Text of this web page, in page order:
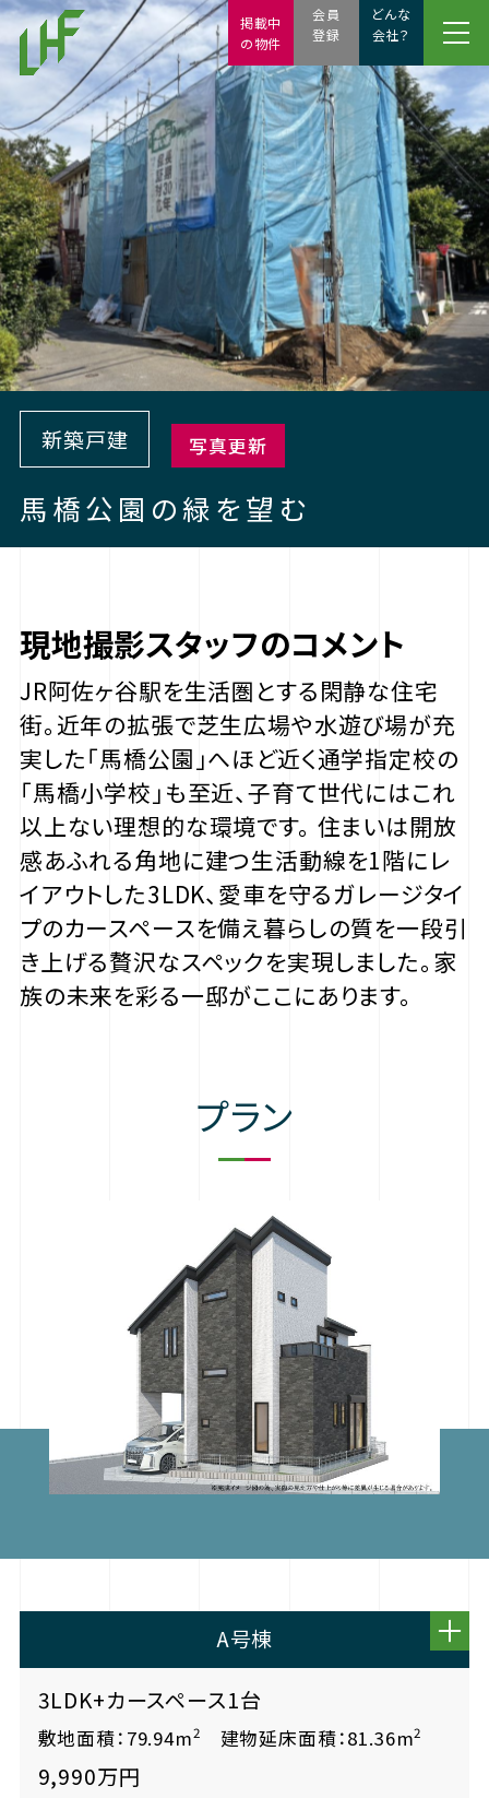
新築戸建 写真更新
馬橋公園の緑を望む
現地撮影スタッフのコメント
JR阿佐ヶ谷駅を生活圏とする閑静な住宅
街。近年の拡張で芝生広場や水遊び場が充
実した「馬橋公園」へほど近く通学指定校の
「馬橋小学校」も至近、子育て世代にはこれ
以上ない理想的な環境です。 住まいは開放
感あふれる角地に建つ生活動線を1階にレ
イアウトした3LDK、愛車を守るガレージタイ
プのカースペースを備え暮らしの質を一段引
き上げる贅沢なスペックを実現しました。家
族の未来を彩る一邸がここにあります。
プラン
A号棟
3LDK+カースペース1台
敷地面積：79.94m2 建物延床面積：81.36m2
9,990万円
会員
登録
どんな
会社？
掲載中
の物件